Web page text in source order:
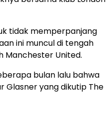
tidak memperpanjang
ini muncul di tengah
Manchester United.
bulan lalu bahwa
Glasner yang dikutip The